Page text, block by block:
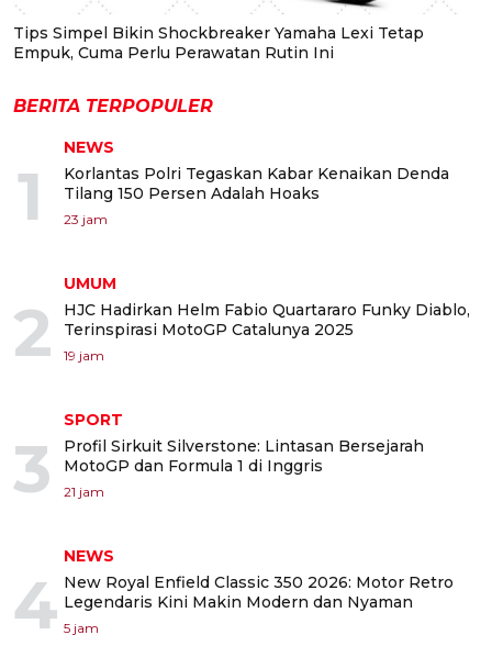
Tips Simpel Bikin Shockbreaker Yamaha Lexi Tetap
Empuk, Cuma Perlu Perawatan Rutin Ini
BERITA TERPOPULER
1
NEWS
Korlantas Polri Tegaskan Kabar Kenaikan Denda
Tilang 150 Persen Adalah Hoaks
23 jam
2
UMUM
HJC Hadirkan Helm Fabio Quartararo Funky Diablo,
Terinspirasi MotoGP Catalunya 2025
19 jam
3
SPORT
Profil Sirkuit Silverstone: Lintasan Bersejarah
MotoGP dan Formula 1 di Inggris
21 jam
4
NEWS
New Royal Enfield Classic 350 2026: Motor Retro
Legendaris Kini Makin Modern dan Nyaman
5 jam